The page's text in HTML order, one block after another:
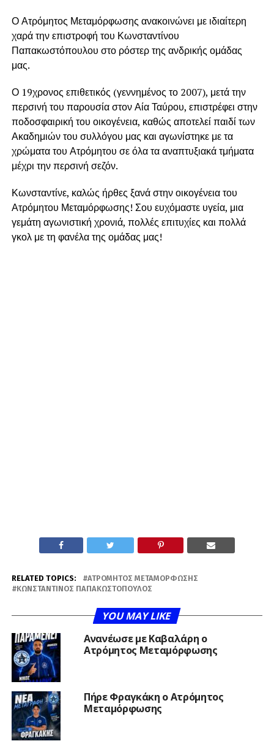
Ο Ατρόμητος Μεταμόρφωσης ανακοινώνει με ιδιαίτερη
χαρά την επιστροφή του Κωνσταντίνου
Παπακωστόπουλου στο ρόστερ της ανδρικής ομάδας
μας.
Ο 19χρονος επιθετικός (γεννημένος το 2007), μετά την
περσινή του παρουσία στον Αία Ταύρου, επιστρέφει στην
ποδοσφαιρική του οικογένεια, καθώς αποτελεί παιδί των
Ακαδημιών του συλλόγου μας και αγωνίστηκε με τα
χρώματα του Ατρόμητου σε όλα τα αναπτυξιακά τμήματα
μέχρι την περσινή σεζόν.
Κωνσταντίνε, καλώς ήρθες ξανά στην οικογένεια του
Ατρόμητου Μεταμόρφωσης! Σου ευχόμαστε υγεία, μια
γεμάτη αγωνιστική χρονιά, πολλές επιτυχίες και πολλά
γκολ με τη φανέλα της ομάδας μας!
RELATED TOPICS:
ΑΤΡΌΜΗΤΟΣ ΜΕΤΑΜΌΡΦΩΣΗΣ
ΚΩΝΣΤΑΝΤΊΝΟΣ ΠΑΠΑΚΩΣΤΌΠΟΥΛΟΣ
YOU MAY LIKE
Ανανέωσε με Καβαλάρη ο
Ατρόμητος Μεταμόρφωσης
Πήρε Φραγκάκη ο Ατρόμητος
Μεταμόρφωσης